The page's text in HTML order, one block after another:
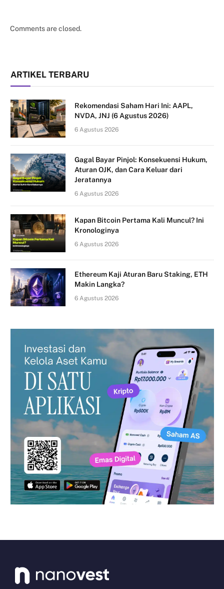
Comments are closed.
ARTIKEL TERBARU
Rekomendasi Saham Hari Ini: AAPL,
NVDA, JNJ (6 Agustus 2026)
6 Agustus 2026
Gagal Bayar Pinjol: Konsekuensi Hukum,
Aturan OJK, dan Cara Keluar dari
Jeratannya
6 Agustus 2026
Kapan Bitcoin Pertama Kali Muncul? Ini
Kronologinya
6 Agustus 2026
Ethereum Kaji Aturan Baru Staking, ETH
Makin Langka?
6 Agustus 2026